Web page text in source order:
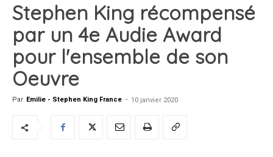
Stephen King récompensé
par un 4e Audie Award
pour l'ensemble de son
Oeuvre
Par Emilie - Stephen King France - 10 janvier 2020